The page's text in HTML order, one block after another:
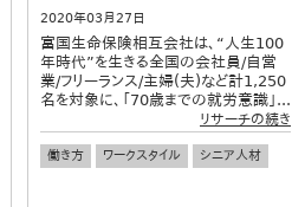
2020年03月27日
富国生命保険相互会社は、“人生100
年時代”を生きる全国の会社員/自営
業/フリーランス/主婦(夫)など計1,250
名を対象に、「70歳までの就労意識」...
リサーチの続き
働き方 ワークスタイル シニア人材